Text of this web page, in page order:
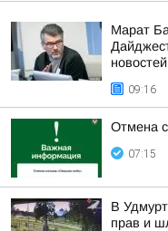
Марат
09:16
Отмена
07:15
В
прав и